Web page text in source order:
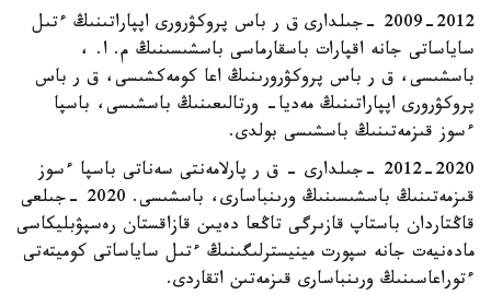
2009-2012 -جىلدارى ق ر باس پروكۋرورى اپپاراتىنىڭ ءتىل
ساياساتى جانە اقپارات باسقارماسى باسشىسىنىڭ م. ا. ،
باسشىسى، ق ر باس پروكۋرورىنىڭ اعا كومەكشىسى، ق ر باس
پروكۋرورى اپپاراتىنىڭ مەديا- ورتالىعىنىڭ باسشىسى، باسپا
ءسوز قىزمەتىنىڭ باسشىسى بولدى.
2012-2020 -جىلدارى – ق ر پارلامەنتى سەناتى باسپا ءسوز
قىزمەتىنىڭ باسشىسىنىڭ ورىنباسارى، باسشىسى. 2020 -جىلعى
قاڭتاردان باستاپ قازىرگى تاڭعا دەيىن قازاقستان رەسپۋبليكاسى
مادەنيەت جانە سپورت مينيسترلىگىنىڭ ءتىل ساياساتى كوميتەتى
ءتوراعاسىنىڭ ورىنباسارى قىزمەتىن اتقاردى.